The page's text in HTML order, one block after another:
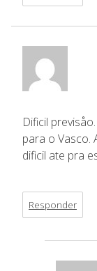
Dificil
para o Vasco.
dificil ate pra
Responder